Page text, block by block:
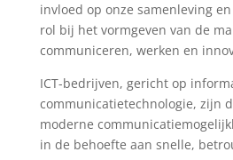
invloed op onze samenleving
rol bij het vormgeven van de
communiceren, werken en
ICT-bedrijven, gericht op
communicatietechnologie, zijn
moderne
in de behoefte aan snelle,